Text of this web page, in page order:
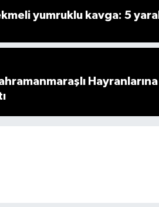
yumruklu kavga: 5